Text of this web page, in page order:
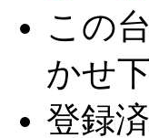
この
かせ
登録